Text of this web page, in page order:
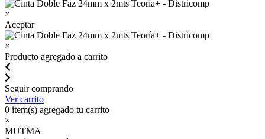
×
Aceptar
×
Producto agregado a carrito
Seguir comprando
Ver carrito
0 item(s) agregado tu carrito
×
MUTMA